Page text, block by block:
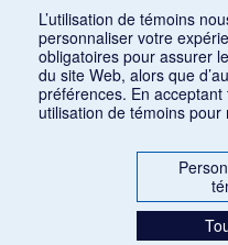
1 2 3 4
L’utilisation de témoins
personnaliser votre
obligatoires pour assurer
du site Web, alors que
préférences. En
utilisation de témoins